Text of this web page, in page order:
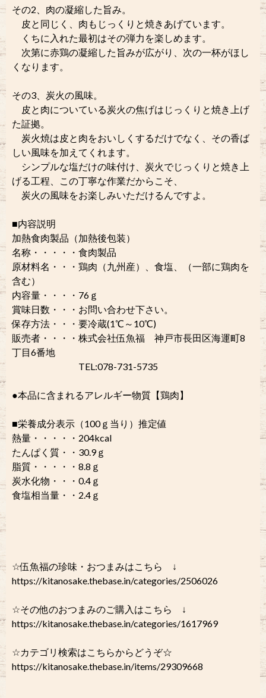
その2、肉の凝縮した旨み。
皮と同じく、肉もじっくりと焼きあげています。
くちに入れた最初はその弾力を楽しめます。
次第に赤鶏の凝縮した旨みが広がり、次の一杯がほし
くなります。
その3、炭火の風味。
皮と肉についている炭火の焦げはじっくりと焼き上げ
た証拠。
炭火焼は皮と肉をおいしくするだけでなく、その香ば
しい風味を加えてくれます。
シンプルな塩だけの味付け、炭火でじっくりと焼き上
げる工程、この丁寧な作業だからこそ、
炭火の風味をお楽しみいただけるんですよ。
■内容説明
加熱食肉製品（加熱後包装）
名称・・・・・食肉製品
原材料名・・・鶏肉（九州産）、食塩、（一部に鶏肉を
含む）
内容量・・・・76ｇ
賞味日数・・・お問い合わせ下さい。
保存方法・・・要冷蔵(1℃～10℃)
販売者・・・・株式会社伍魚福 神戸市長田区海運町8
丁目6番地
TEL:078-731-5735
●本品に含まれるアレルギー物質【鶏肉】
■栄養成分表示（100ｇ当り）推定値
熱量・・・・・204kcal
たんぱく質・・30.9ｇ
脂質・・・・・8.8ｇ
炭水化物・・・0.4ｇ
食塩相当量・・2.4ｇ
☆伍魚福の珍味・おつまみはこちら ↓
https://kitanosake.thebase.in/categories/2506026
☆その他のおつまみのご購入はこちら ↓
https://kitanosake.thebase.in/categories/1617969
☆カテゴリ検索はこちらからどうぞ☆
https://kitanosake.thebase.in/items/29309668